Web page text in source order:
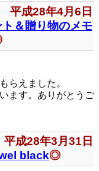
成28年4月6日
＆贈り物のメモ
らえました。
ます。ありがとうご
28年3月31日
black◎